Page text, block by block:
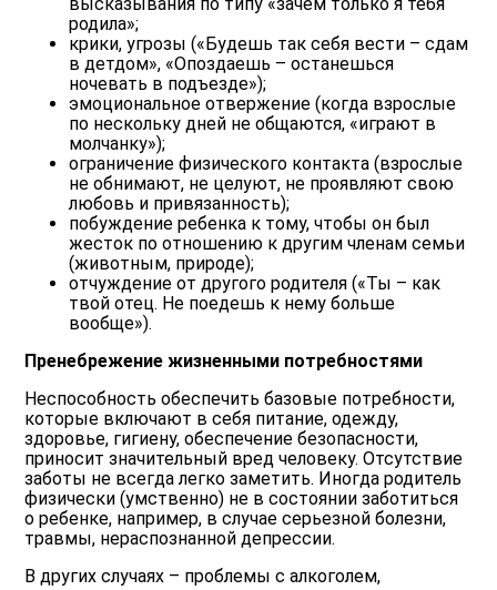
родила»;
крики, угрозы («Будешь так себя вести – сдам
в детдом», «Опоздаешь – останешься
ночевать в подъезде»);
эмоциональное отвержение (когда взрослые
по нескольку дней не общаются, «играют в
молчанку»);
ограничение физического контакта (взрослые
не обнимают, не целуют, не проявляют свою
любовь и привязанность);
побуждение ребенка к тому, чтобы он был
жесток по отношению к другим членам семьи
(животным, природе);
отчуждение от другого родителя («Ты – как
твой отец. Не поедешь к нему больше
вообще»).
Пренебрежение жизненными потребностями
Неспособность обеспечить базовые потребности,
которые включают в себя питание, одежду,
здоровье, гигиену, обеспечение безопасности,
приносит значительный вред человеку. Отсутствие
заботы не всегда легко заметить. Иногда родитель
физически (умственно) не в состоянии заботиться
о ребенке, например, в случае серьезной болезни,
травмы, нераспознанной депрессии.
В других случаях – проблемы с алкоголем,